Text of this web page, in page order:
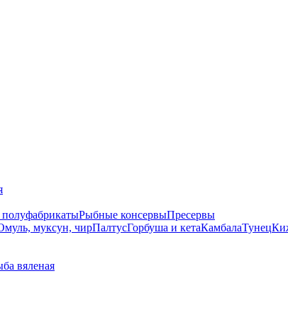
Рыбные консервыПресервы
муксун, чирПалтусГорбуша и кетаКамбалаТунец
вяленая